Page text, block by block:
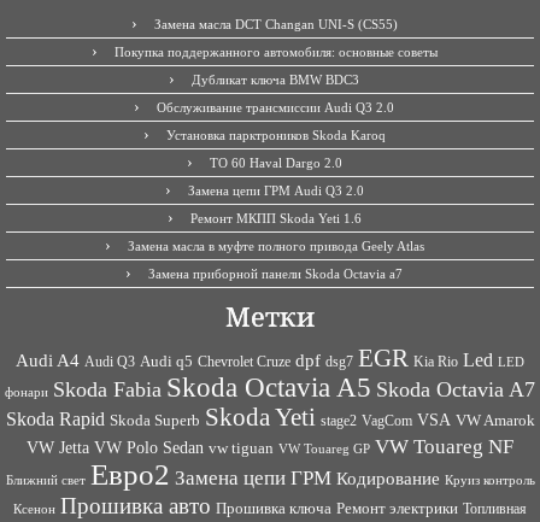
Замена масла DCT Changan UNI-S (CS55)
Покупка поддержанного автомобиля: основные советы
Дубликат ключа BMW BDC3
Обслуживание трансмиссии Audi Q3 2.0
Установка парктроников Skoda Karoq
ТО 60 Haval Dargo 2.0
Замена цепи ГРМ Audi Q3 2.0
Ремонт МКПП Skoda Yeti 1.6
Замена масла в муфте полного привода Geely Atlas
Замена приборной панели Skoda Octavia a7
Метки
Audi A4 Audi Q3 Audi q5 Chevrolet Cruze dpf dsg7 EGR Kia Rio Led LED
фонари Skoda Fabia Skoda Octavia A5 Skoda Octavia A7
Skoda Rapid Skoda Superb Skoda Yeti stage2 VagCom VSA VW Amarok
VW Jetta VW Polo Sedan vw tiguan VW Touareg GP VW Touareg NF
Ближний свет Евро2 Замена цепи ГРМ Кодирование Круиз контроль
Ксенон Прошивка авто Прошивка ключа Ремонт электрики Топливная